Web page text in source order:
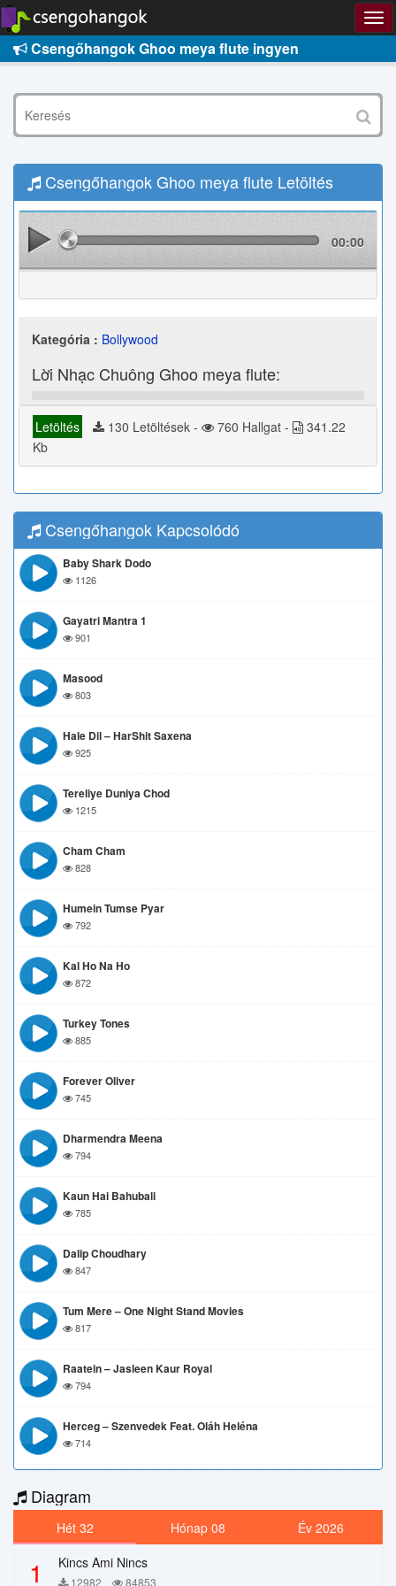
Csengőhangok Ghoo meya flute ingyen
Csengőhangok Ghoo meya flute Letöltés
00:00
Kategória : Bollywood
Lời Nhạc Chuông Ghoo meya flute:
Letöltés 130 Letöltések - 760 Hallgat -
341.22
Kb
Csengőhangok Kapcsolódó
Baby Shark Dodo
1126
Gayatri Mantra 1
901
Masood
803
Hale Dil – HarShit Saxena
925
Tereliye Duniya Chod
1215
Cham Cham
828
Humein Tumse Pyar
792
Kal Ho Na Ho
872
Turkey Tones
885
Forever Oliver
745
Dharmendra Meena
794
Kaun Hai Bahubali
785
Dalip Choudhary
847
Tum Mere – One Night Stand Movies
817
Raatein – Jasleen Kaur Royal
794
Herceg – Szenvedek Feat. Oláh Heléna
714
Diagram
Hét 32 Hónap 08 Év 2026
1 Kincs Ami Nincs
12982 84853